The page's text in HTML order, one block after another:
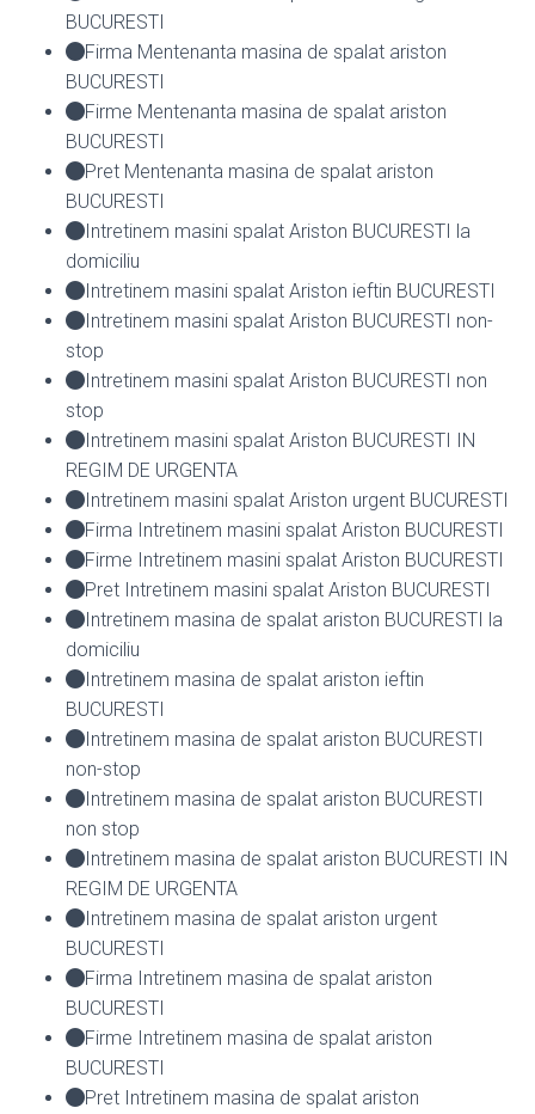
BUCURESTI
Firma Mentenanta masina de spalat ariston
BUCURESTI
Firme Mentenanta masina de spalat ariston
BUCURESTI
Pret Mentenanta masina de spalat ariston
BUCURESTI
Intretinem masini spalat Ariston BUCURESTI la
domiciliu
Intretinem masini spalat Ariston ieftin BUCURESTI
Intretinem masini spalat Ariston BUCURESTI non-
stop
Intretinem masini spalat Ariston BUCURESTI non
stop
Intretinem masini spalat Ariston BUCURESTI IN
REGIM DE URGENTA
Intretinem masini spalat Ariston urgent BUCURESTI
Firma Intretinem masini spalat Ariston BUCURESTI
Firme Intretinem masini spalat Ariston BUCURESTI
Pret Intretinem masini spalat Ariston BUCURESTI
Intretinem masina de spalat ariston BUCURESTI la
domiciliu
Intretinem masina de spalat ariston ieftin
BUCURESTI
Intretinem masina de spalat ariston BUCURESTI
non-stop
Intretinem masina de spalat ariston BUCURESTI
non stop
Intretinem masina de spalat ariston BUCURESTI IN
REGIM DE URGENTA
Intretinem masina de spalat ariston urgent
BUCURESTI
Firma Intretinem masina de spalat ariston
BUCURESTI
Firme Intretinem masina de spalat ariston
BUCURESTI
Pret Intretinem masina de spalat ariston